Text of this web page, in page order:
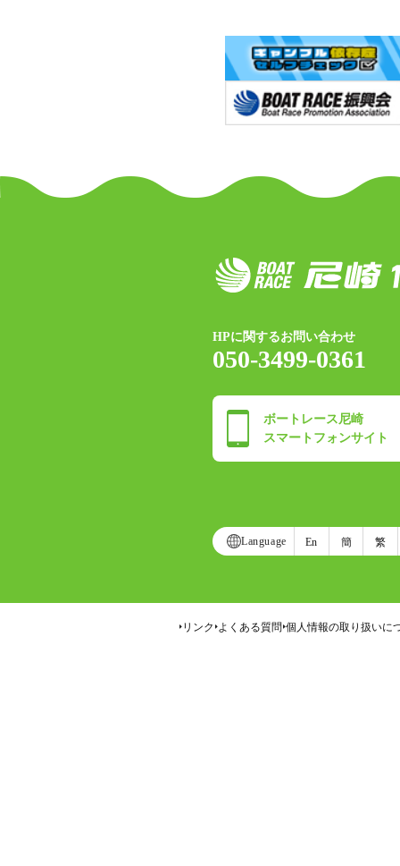
HPに関するお問い合わせ
050-3499-0361
ボートレース尼崎
スマートフォンサイト
Language En 簡 繁
リンク よくある質問 個人情報の取り扱いに